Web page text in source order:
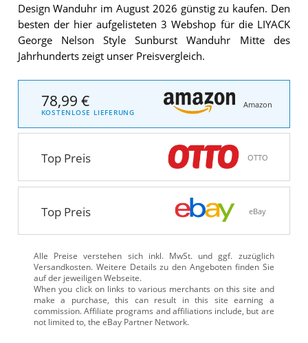
Design Wanduhr im August 2026 günstig zu kaufen. Den
besten der hier aufgelisteten 3 Webshop für die LIYACK
George Nelson Style Sunburst Wanduhr Mitte des
Jahrhunderts zeigt unser Preisvergleich.
78,99 €
KOSTENLOSE LIEFERUNG
Amazon
Top Preis OTTO
Top Preis eBay
Alle Preise verstehen sich inkl. MwSt. und ggf. zuzüglich
Versandkosten. Weitere Details zu den Angeboten finden Sie
auf der jeweiligen Webseite.